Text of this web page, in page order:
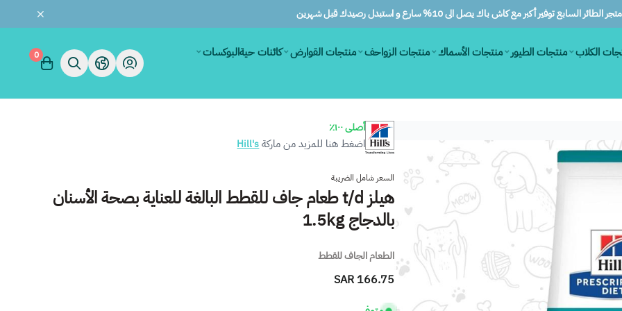
الطائر السابع توفير أكبر مع كاش باك يصل الى 10% سارع و استبدل رصيدك قبل شهرين
الكلاب منتجات الطيور منتجات الأسماك منتجات الزواحف منتجات القوارض كائنات حيةالبوكسات
0
أصلى ١٠٠٪
اضغط هنا للمزيد من ماركةHill's
السعر شامل الضريبة
هيلز t/d طعام جاف للقطط البالغة للعناية بصحة الأسنان
بالدجاج 1.5kg
الطعام الجاف للقطط
166.75 SAR